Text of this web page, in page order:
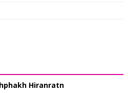
Hiranratn